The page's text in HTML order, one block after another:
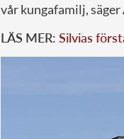
vår kungafamilj, säger
LÄS MER: Silvias